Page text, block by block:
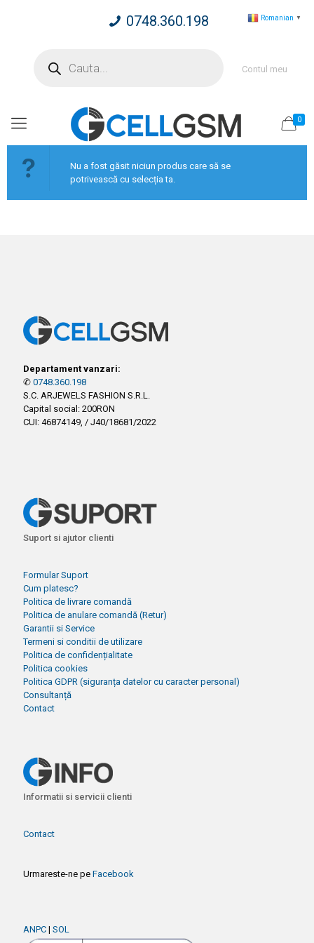
0748.360.198
search
Contul meu
0
Nu a fost găsit niciun produs care să se
potrivească cu selecția ta.
Departament vanzari:
✆ 0748.360.198
S.C. ARJEWELS FASHION S.R.L.
Capital social: 200RON
CUI: 46874149, / J40/18681/2022
Suport si ajutor clienti
Formular Suport
Cum platesc?
Politica de livrare comandă
Politica de anulare comandă (Retur)
Garantii si Service
Termeni si conditii de utilizare
Politica de confidențialitate
Politica cookies
Politica GDPR (siguranța datelor cu caracter personal)
Consultanță
Contact
Informatii si servicii clienti
Contact
Urmareste-ne pe Facebook
ANPC | SOL
Romanian ▼